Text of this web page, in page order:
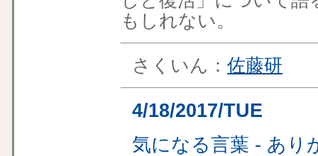
もしれない。
さくいん： 佐藤研
4/18/2017/TUE
気になる言葉 - あり